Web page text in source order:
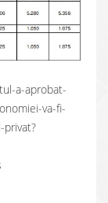
a-aprobat-
va-fi-